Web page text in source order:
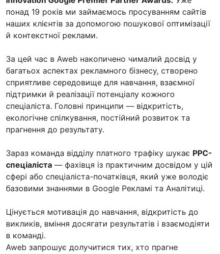
понад 19 років ми займаємось просуванням сайтів
наших клієнтів за допомогою пошукової оптимізації
й контекстної реклами.
За цей час в Aweb накопичено чималий досвід у
багатьох аспектах рекламного бізнесу, створено
сприятливе середовище для навчання, взаємної
підтримки й реалізації потенціалу кожного
спеціаліста. Головні принципи — відкритість,
екологічне спілкування, постійний розвиток та
прагнення до результату.
Зараз команда відділу платного трафіку шукає PPC-
спеціаліста — фахівця із практичним досвідом у цій
сфері або спеціаліста-початківця, який уже володіє
базовими знаннями в Google Рекламі та Аналітиці.
Цінується мотивація до навчання, відкритість до
викликів, вміння досягати результатів і взаємодіяти
в команді.
Aweb запрошує долучитися тих, хто прагне